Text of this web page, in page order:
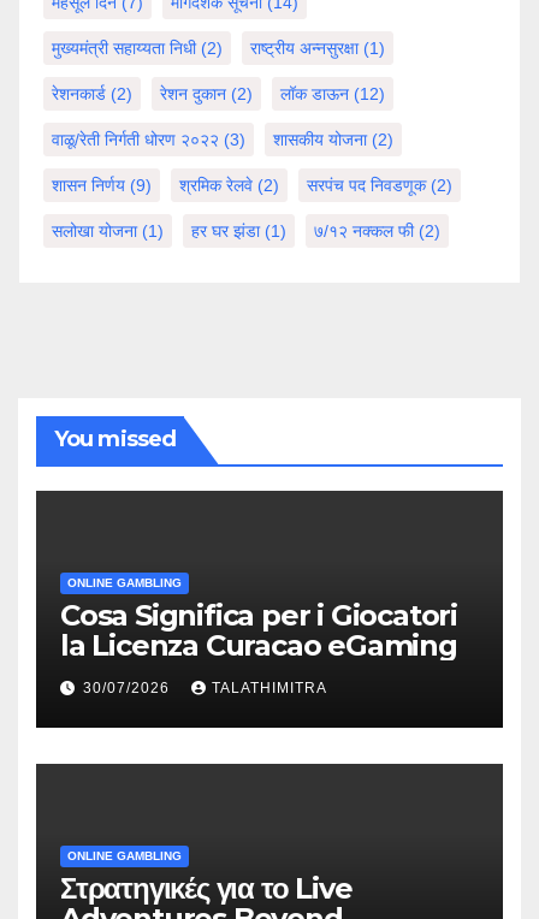
मुख्यमंत्री सहाय्यता निधी(2) राष्ट्रीय अन्नसुरक्षा(1)
रेशनकार्ड (2) रेशन दुकान (2) लॉक डाऊन (12)
वाळू/रेती निर्गती धोरण २०२२ (3) शासकीय योजना(2)
शासन निर्णय (9) श्रमिक रेलवे (2) सरपंच पद निवडणूक(2)
सलोखा योजना(1) हर घर झंडा(1) ७/१२ नक्कल फी(2)
You missed
ONLINE GAMBLING
Cosa Significa per i Giocatori
la Licenza Curacao eGaming
30/07/2026 TALATHIMITRA
ONLINE GAMBLING
Στρατηγικές για το Live